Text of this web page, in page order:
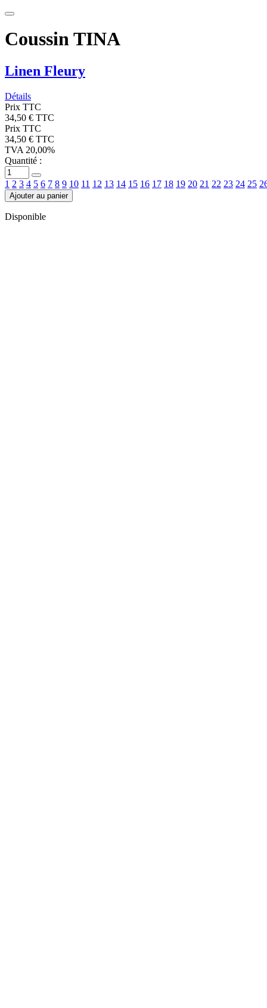
Coussin TINA
Linen Fleury
Détails
Prix TTC
34,50 € TTC
Prix TTC
34,50 € TTC
TVA 20,00%
Quantité :
1 2 3 4 5 6 7 8 9 10 11 12 13 14 15 16 17 18 19 20 21 22 23 24 25
Ajouter au panier
Disponible